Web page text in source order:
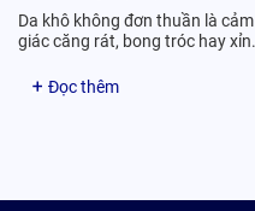
Da khô không đơn thuần là cảm
giác căng rát, bong tróc hay xỉn
Đọc thêm